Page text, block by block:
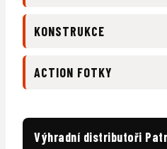
KONSTRUKCE
ACTION FOTKY
Výhradní distributoři